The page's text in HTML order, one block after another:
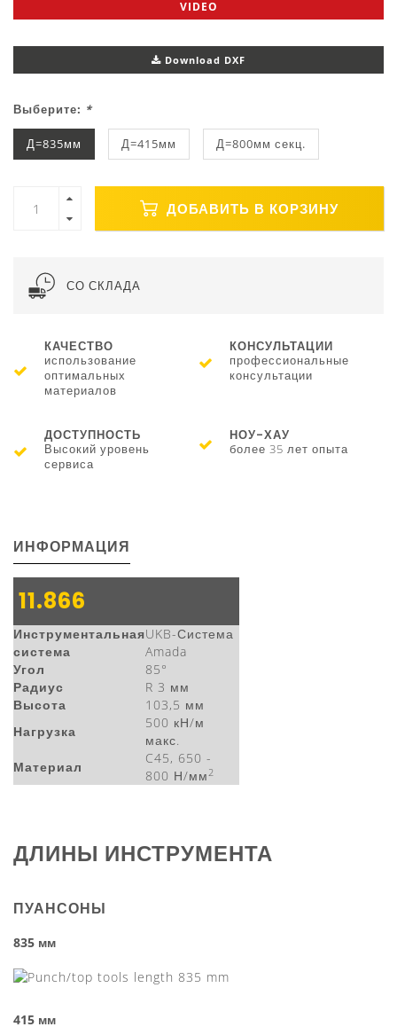
VIDEO
Download DXF
Выберите: *
Д=835мм Д=415мм Д=800мм секц.
ДОБАВИТЬ В КОРЗИНУ
СО СКЛАДА
КАЧЕСТВО
использование
оптимальных
материалов
КОНСУЛЬТАЦИИ
профессиональные
консультации
ДОСТУПНОСТЬ
Высокий уровень
сервиса
НОУ-ХАУ
более 35 лет опыта
ИНФОРМАЦИЯ
11.866
Инструментальная
система
UKB-Система
Amada
Угол
85°
Радиус
R 3 мм
Высота
103,5 мм
Нагрузка
500 кН/м
макс.
Материал
C45, 650 -
800 Н/мм2
ДЛИНЫ ИНСТРУМЕНТА
ПУАНСОНЫ
835 мм
415 мм